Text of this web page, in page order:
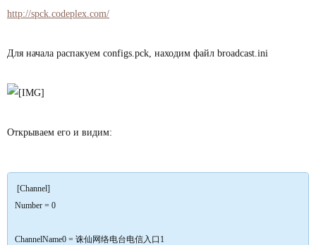
http://spck.codeplex.com/
Для начала распакуем configs.pck, находим файл broadcast.ini
Открываем его и видим:
[Channel]
Number = 0
ChannelName0 = 诛仙网络电台电信入口1